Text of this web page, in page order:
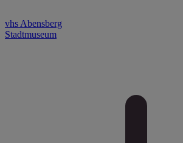
vhs Abensberg
Stadtmuseum